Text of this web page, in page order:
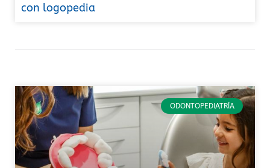
con logopedia
ODONTOPEDIATRÍA